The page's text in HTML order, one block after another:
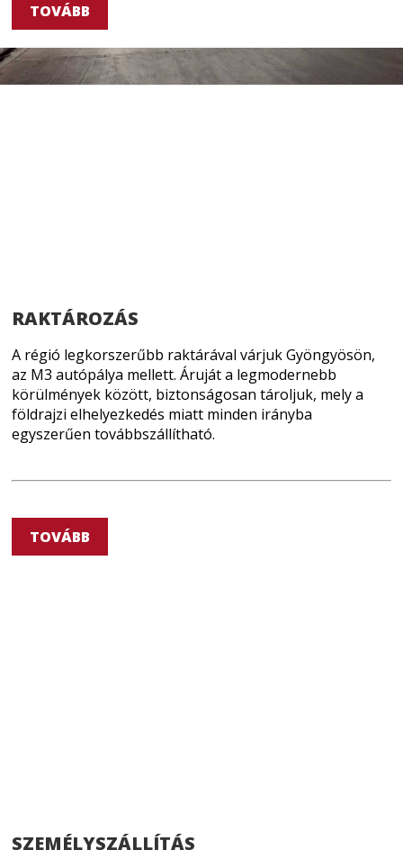
TOVÁBB
RAKTÁROZÁS
A régió legkorszerűbb raktárával várjuk Gyöngyösön,
az M3 autópálya mellett. Áruját a legmodernebb
körülmények között, biztonságosan tároljuk, mely a
földrajzi elhelyezkedés miatt minden irányba
egyszerűen továbbszállítható.
TOVÁBB
SZEMÉLYSZÁLLÍTÁS